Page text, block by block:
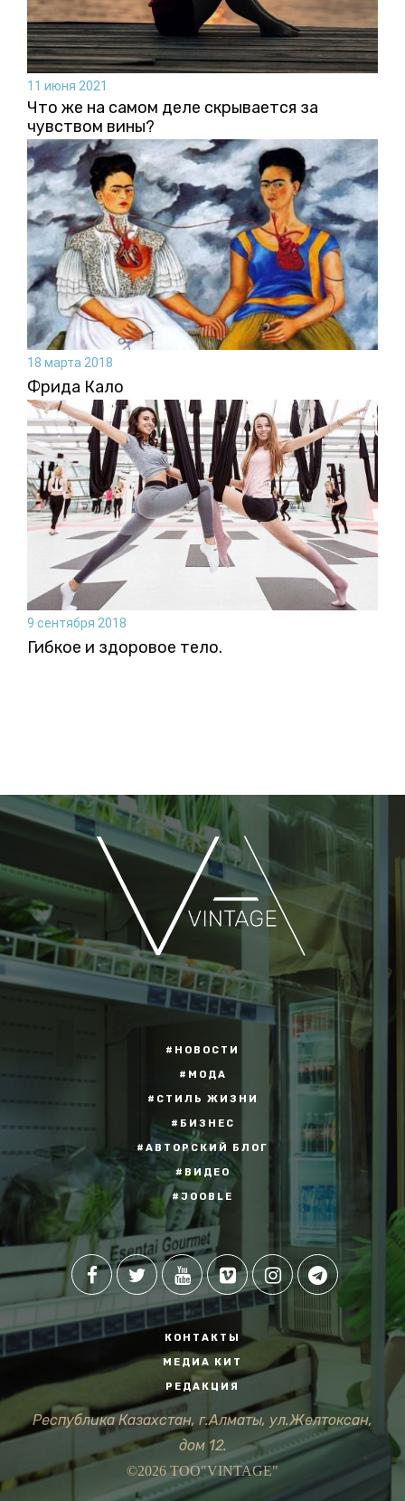
11 июня 2021
Что же на самом деле скрывается за
чувством вины?
18 марта 2018
Фрида Кало
9 сентября 2018
Гибкое и здоровое тело.
#НОВОСТИ
#МОДА
#СТИЛЬ ЖИЗНИ
#БИЗНЕС
#АВТОРСКИЙ БЛОГ
#ВИДЕО
#JOOBLE
КОНТАКТЫ
МЕДИА КИТ
РЕДАКЦИЯ
Республика Казахстан, г.Алматы, ул.Желтоксан,
дом 12.
©2026 ТОО"VINTAGE"